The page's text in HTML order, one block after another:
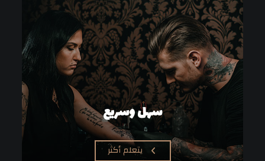
سهل وسريع
يتعلم أكثر